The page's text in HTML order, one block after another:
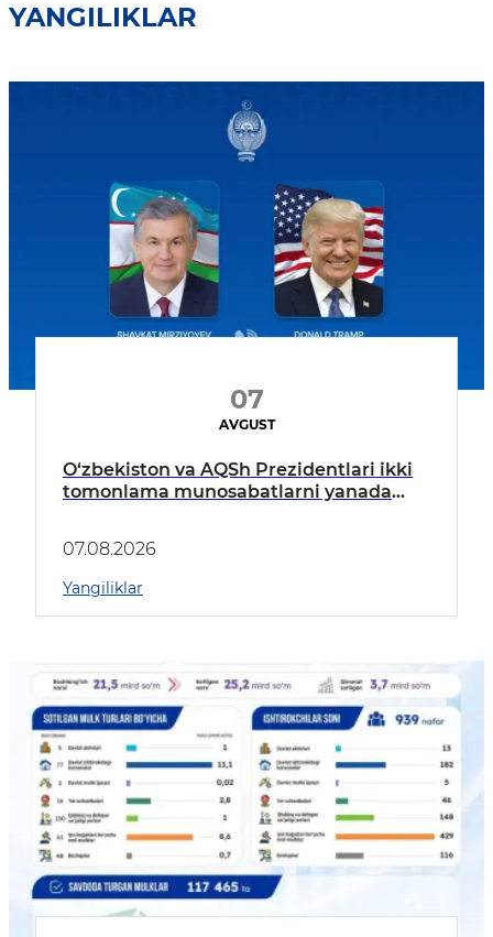
YANGILIKLAR
07
AVGUST
O‘zbekiston va AQSh Prezidentlari ikki
tomonlama munosabatlarni yanada
07.08.2026
Yangiliklar